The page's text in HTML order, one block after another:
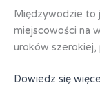
Międzywodzie to
miejscowości na
uroków szerokiej,
Międzywodzie
Dowiedz się